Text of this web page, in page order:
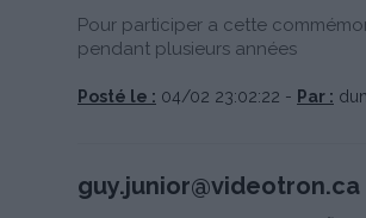
Pour participer a cette
pendant plusieurs années
Posté le : 04/02 23:02:22 - Par :
guy.junior@videotron.ca